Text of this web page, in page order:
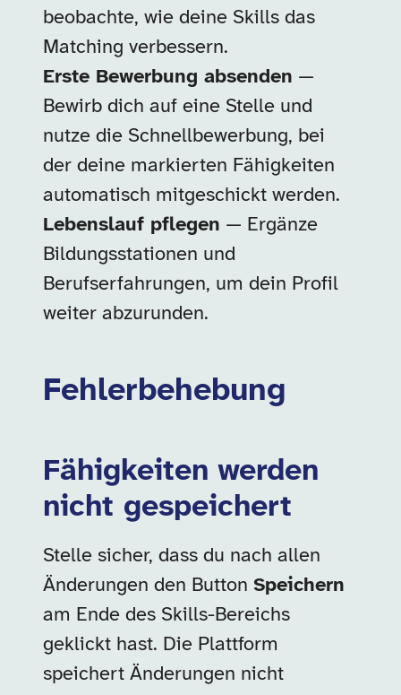
beobachte, wie deine Skills das
Matching verbessern.
Erste Bewerbung absenden —
Bewirb dich auf eine Stelle und
nutze die Schnellbewerbung, bei
der deine markierten Fähigkeiten
automatisch mitgeschickt werden.
Lebenslauf pflegen — Ergänze
Bildungsstationen und
Berufserfahrungen, um dein Profil
weiter abzurunden.
Fehlerbehebung
Fähigkeiten werden
nicht gespeichert
Stelle sicher, dass du nach allen
Änderungen den Button Speichern
am Ende des Skills-Bereichs
geklickt hast. Die Plattform
speichert Änderungen nicht